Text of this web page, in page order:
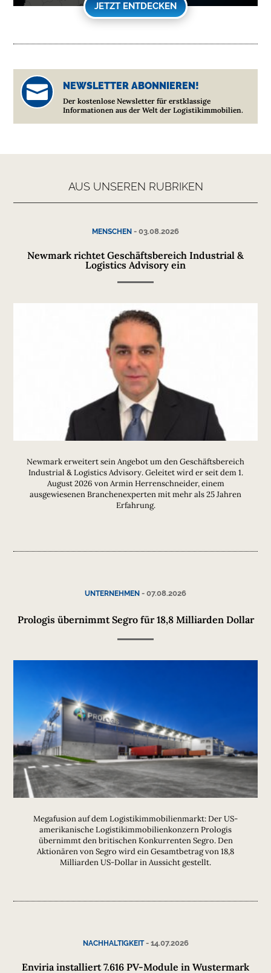
JETZT ENTDECKEN
 NEWSLETTER ABONNIEREN!
Der kostenlose Newsletter für erstklassige
Informationen aus der Welt der Logistikimmobilien.
AUS UNSEREN RUBRIKEN
MENSCHEN - 03.08.2026
Newmark richtet Geschäftsbereich Industrial &
Logistics Advisory ein
Newmark erweitert sein Angebot um den Geschäftsbereich
Industrial & Logistics Advisory. Geleitet wird er seit dem 1.
August 2026 von Armin Herrenschneider, einem
ausgewiesenen Branchenexperten mit mehr als 25 Jahren
Erfahrung.
UNTERNEHMEN - 07.08.2026
Prologis übernimmt Segro für 18,8 Milliarden Dollar
Megafusion auf dem Logistikimmobilienmarkt: Der US-
amerikanische Logistikimmobilienkonzern Prologis
übernimmt den britischen Konkurrenten Segro. Den
Aktionären von Segro wird ein Gesamtbetrag von 18,8
Milliarden US-Dollar in Aussicht gestellt.
NACHHALTIGKEIT- 14.07.2026
Enviria installiert 7.616 PV-Module in Wustermark